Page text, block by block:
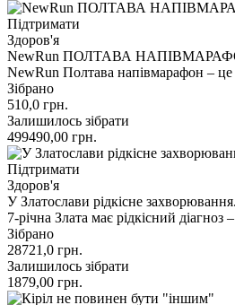
Підтримати
Здоров'я
NewRun ПОЛТАВА
NewRun Полтава напівмарафон –
Зібрано
510,0 грн.
Залишилось зібрати
499490,00 грн.
Підтримати
Здоров'я
У Златослави рідкісне
7-річна Злата має рідкісний
Зібрано
28721,0 грн.
Залишилось зібрати
1879,00 грн.